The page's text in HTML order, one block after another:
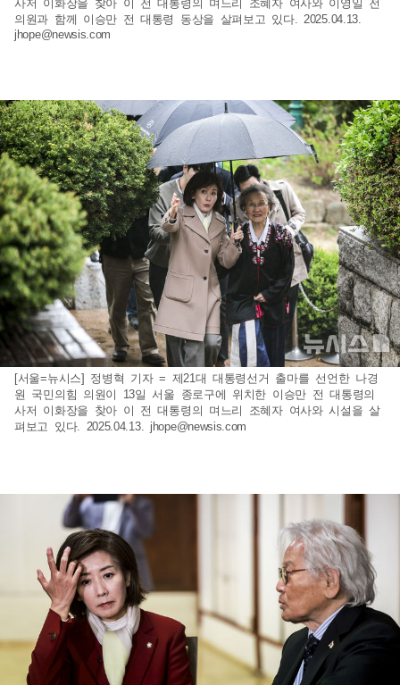
사저 이화장을 찾아 이 전 대통령의 며느리 조혜자 여사와 이영일 전
의원과 함께 이승만 전 대통령 동상을 살펴보고 있다. 2025.04.13.
jhope@newsis.com
[서울=뉴시스] 정병혁 기자 = 제21대 대통령선거 출마를 선언한 나경
원 국민의힘 의원이 13일 서울 종로구에 위치한 이승만 전 대통령의
사저 이화장을 찾아 이 전 대통령의 며느리 조혜자 여사와 시설을 살
펴보고 있다. 2025.04.13. jhope@newsis.com